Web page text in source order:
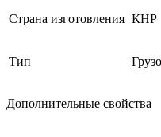
Страна изготовления КНР
Тип
Дополнительные свойства